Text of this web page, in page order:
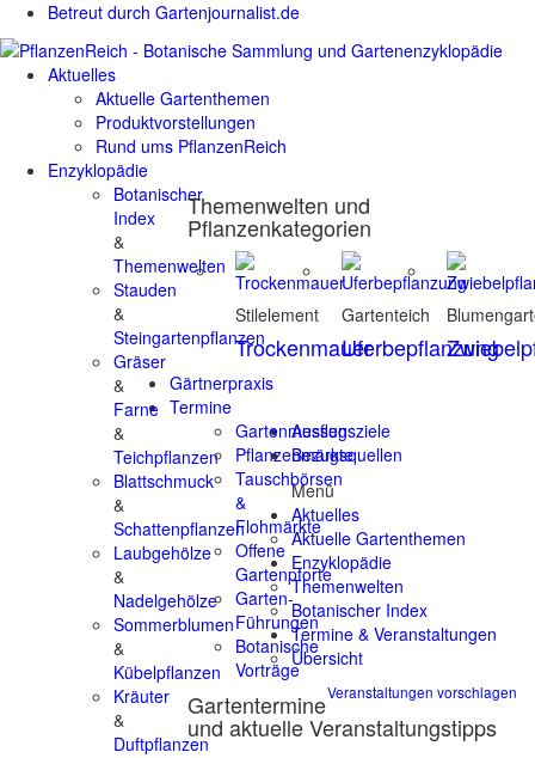
Betreut durch Gartenjournalist.de
Aktuelles
Aktuelle Gartenthemen
Produktvorstellungen
Rund ums PflanzenReich
Enzyklopädie
Botanischer
Index
&
Themenwelten
Stauden
&
Steingartenpflanzen
Gräser
&
Farne
&
Teichpflanzen
Blattschmuck
&
Schattenpflanzen
Laubgehölze
&
Nadelgehölze
Sommerblumen
&
Kübelpflanzen
Kräuter
&
Duftpflanzen
Themenwelten und
Pflanzenkategorien
Stilelement
Trockenmauer
Gartenteich
Uferbepflanzung
Gärtnerpraxis
Termine
Gartenmessen
Pflanzenmärkte
Tauschbörsen
&
Flohmärkte
Offene
Gartenpforte
Garten-
Führungen
Botanische
Vorträge
Veranstaltungen vorschlagen
Gartentermine
und aktuelle Veranstaltungstipps
Ausflugsziele
Bezugsquellen
Menü
Aktuelles
Aktuelle Gartenthemen
Enzyklopädie
Themenwelten
Botanischer Index
Termine & Veranstaltungen
Übersicht